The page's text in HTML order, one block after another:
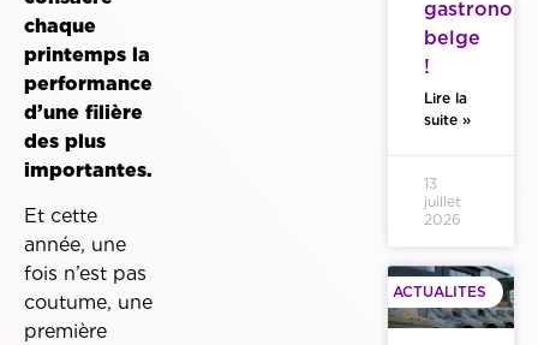
chaque
printemps la
performance
d’une filière
des plus
importantes.
Et cette
année, une
fois n’est pas
coutume, une
première
belge
!
Lire la
suite »
13
juillet
2026
ACTUALITES